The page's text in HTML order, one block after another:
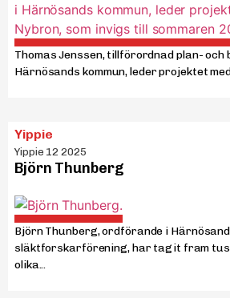
Thomas Jenssen, tillförordnad plan- och
Härnösands kommun, leder projektet
Yippie
Yippie 12 2025
Björn Thunberg
Björn Thunberg, ordförande i
släktforskarförening, har tagit fram
olika...